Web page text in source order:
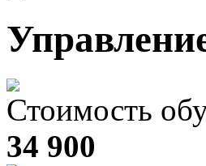
Стоимость
34 900